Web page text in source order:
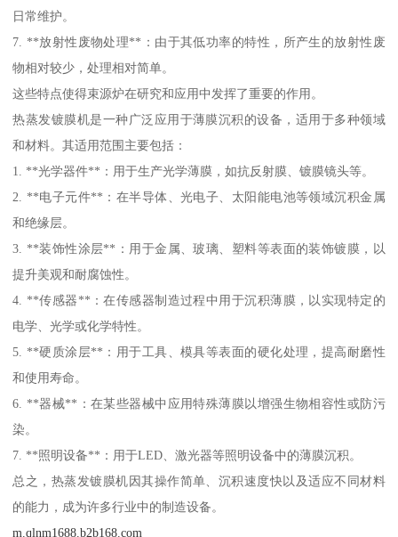
日常维护。
7. **放射性废物处理**：由于其低功率的特性，所产生的放射性废
物相对较少，处理相对简单。
这些特点使得束源炉在研究和应用中发挥了重要的作用。
热蒸发镀膜机是一种广泛应用于薄膜沉积的设备，适用于多种领域
和材料。其适用范围主要包括：
1. **光学器件**：用于生产光学薄膜，如抗反射膜、镀膜镜头等。
2. **电子元件**：在半导体、光电子、太阳能电池等领域沉积金属
和绝缘层。
3. **装饰性涂层**：用于金属、玻璃、塑料等表面的装饰镀膜，以
提升美观和耐腐蚀性。
4. **传感器**：在传感器制造过程中用于沉积薄膜，以实现特定的
电学、光学或化学特性。
5. **硬质涂层**：用于工具、模具等表面的硬化处理，提高耐磨性
和使用寿命。
6. **器械**：在某些器械中应用特殊薄膜以增强生物相容性或防污
染。
7. **照明设备**：用于LED、激光器等照明设备中的薄膜沉积。
总之，热蒸发镀膜机因其操作简单、沉积速度快以及适应不同材料
的能力，成为许多行业中的制造设备。
m.qlnm1688.b2b168.com